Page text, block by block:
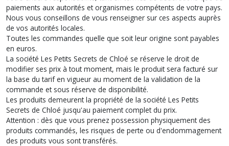
paiements aux autorités et organismes compétents de votre pays.
Nous vous conseillons de vous renseigner sur ces aspects auprès
de vos autorités locales.
Toutes les commandes quelle que soit leur origine sont payables
en euros.
La société Les Petits Secrets de Chloé se réserve le droit de
modifier ses prix à tout moment, mais le produit sera facturé sur
la base du tarif en vigueur au moment de la validation de la
commande et sous réserve de disponibilité.
Les produits demeurent la propriété de la société Les Petits
Secrets de Chloé jusqu'au paiement complet du prix.
Attention : dès que vous prenez possession physiquement des
produits commandés, les risques de perte ou d'endommagement
des produits vous sont transférés.